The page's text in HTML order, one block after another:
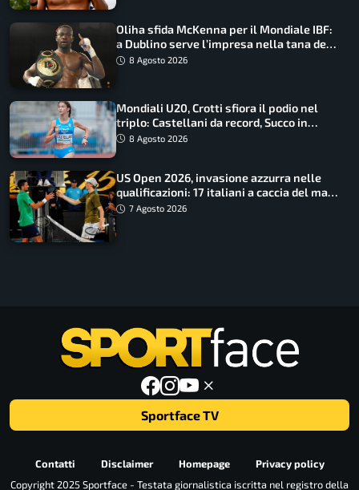
Oliha sfida McKenna per il Mondiale IBF:
a Dublino serve l’impresa nella tana del
lupo8 Agosto 2026
Mondiali U20, Crotti sfiora il podio nel
triplo: Castellani da record, Succo in
finale
8 Agosto 2026
US Open 2026, invasione azzurra nelle
qualificazioni: 17 italiani a caccia del main
draw7 Agosto 2026
Sportface TV
Contatti Disclaimer Homepage
Privacy policy
Copyright 2025 Sportface - Testata giornalistica iscritta nel registro della